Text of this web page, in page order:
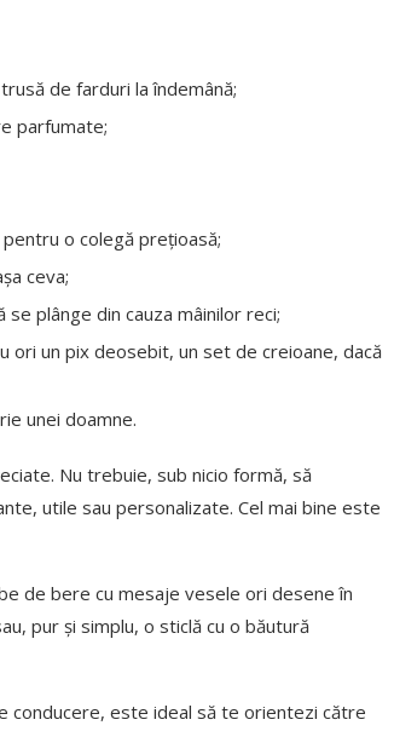
de farduri la îndemână;
parfumate;
o colegă prețioasă;
ceva;
plânge din cauza mâinilor reci;
ori un pix deosebit, un set de creioane, dacă
unei doamne.
Nu trebuie, sub nicio formă, să
utile sau personalizate. Cel mai bine este
de bere cu mesaje vesele ori desene în
pur și simplu, o sticlă cu o băutură
conducere, este ideal să te orientezi către